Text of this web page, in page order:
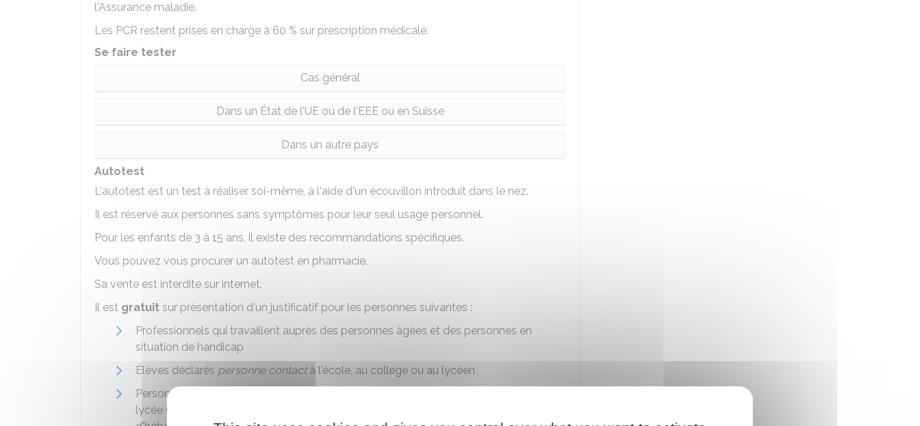
l'Assurance maladie.
Les PCR restent prises en charge à 60 % sur prescription médicale.
Se faire tester
Cas général
Dans un État de l'UE ou de l'EEE ou en Suisse
Dans un autre pays
Autotest
L'autotest est un test à réaliser soi-même, à l'aide d'un écouvillon introduit dans le nez.
Il est réservé aux personnes sans symptômes pour leur seul usage personnel.
Pour les enfants de 3 à 15 ans, il existe des recommandations spécifiques.
Vous pouvez vous procurer un autotest en pharmacie.
Sa vente est interdite sur internet.
Il est gratuit sur présentation d'un justificatif pour les personnes suivantes :
Professionnels qui travaillent auprès des personnes âgées et des personnes en
situation de handicap
Élèves déclarés personne contactà l'école, au collège ou au lycéen
Personnels de l'Éducation nationale exerçant en école maternelle, primaire, collège et
lycée (établissements du premier et du second degré) et dans les services